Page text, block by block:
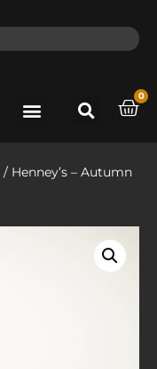
0
/ Henney’s – Autumn